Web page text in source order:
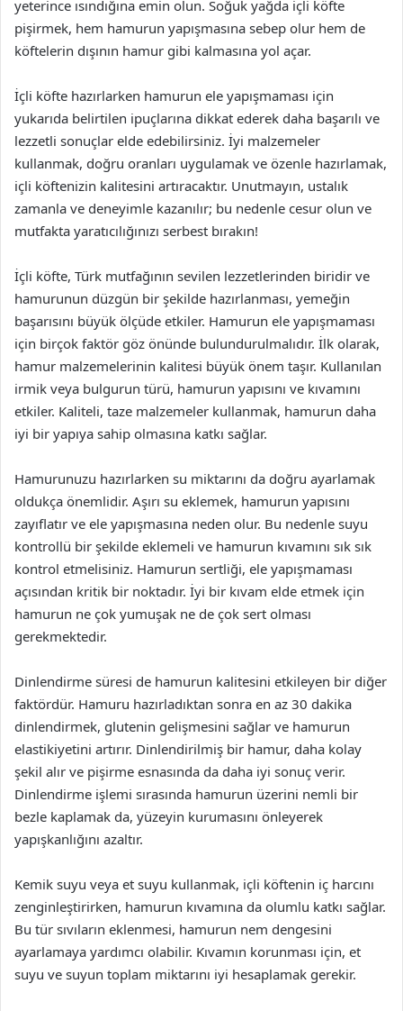
yeterince ısındığına emin olun. Soğuk yağda içli köfte
pişirmek, hem hamurun yapışmasına sebep olur hem de
köftelerin dışının hamur gibi kalmasına yol açar.
İçli köfte hazırlarken hamurun ele yapışmaması için
yukarıda belirtilen ipuçlarına dikkat ederek daha başarılı ve
lezzetli sonuçlar elde edebilirsiniz. İyi malzemeler
kullanmak, doğru oranları uygulamak ve özenle hazırlamak,
içli köftenizin kalitesini artıracaktır. Unutmayın, ustalık
zamanla ve deneyimle kazanılır; bu nedenle cesur olun ve
mutfakta yaratıcılığınızı serbest bırakın!
İçli köfte, Türk mutfağının sevilen lezzetlerinden biridir ve
hamurunun düzgün bir şekilde hazırlanması, yemeğin
başarısını büyük ölçüde etkiler. Hamurun ele yapışmaması
için birçok faktör göz önünde bulundurulmalıdır. İlk olarak,
hamur malzemelerinin kalitesi büyük önem taşır. Kullanılan
irmik veya bulgurun türü, hamurun yapısını ve kıvamını
etkiler. Kaliteli, taze malzemeler kullanmak, hamurun daha
iyi bir yapıya sahip olmasına katkı sağlar.
Hamurunuzu hazırlarken su miktarını da doğru ayarlamak
oldukça önemlidir. Aşırı su eklemek, hamurun yapısını
zayıflatır ve ele yapışmasına neden olur. Bu nedenle suyu
kontrollü bir şekilde eklemeli ve hamurun kıvamını sık sık
kontrol etmelisiniz. Hamurun sertliği, ele yapışmaması
açısından kritik bir noktadır. İyi bir kıvam elde etmek için
hamurun ne çok yumuşak ne de çok sert olması
gerekmektedir.
Dinlendirme süresi de hamurun kalitesini etkileyen bir diğer
faktördür. Hamuru hazırladıktan sonra en az 30 dakika
dinlendirmek, glutenin gelişmesini sağlar ve hamurun
elastikiyetini artırır. Dinlendirilmiş bir hamur, daha kolay
şekil alır ve pişirme esnasında da daha iyi sonuç verir.
Dinlendirme işlemi sırasında hamurun üzerini nemli bir
bezle kaplamak da, yüzeyin kurumasını önleyerek
yapışkanlığını azaltır.
Kemik suyu veya et suyu kullanmak, içli köftenin iç harcını
zenginleştirirken, hamurun kıvamına da olumlu katkı sağlar.
Bu tür sıvıların eklenmesi, hamurun nem dengesini
ayarlamaya yardımcı olabilir. Kıvamın korunması için, et
suyu ve suyun toplam miktarını iyi hesaplamak gerekir.